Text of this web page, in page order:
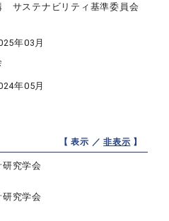
サステナビリティ基準委員会
年03月
年05月
【 表示 ／非表示 】
研究学会
研究学会